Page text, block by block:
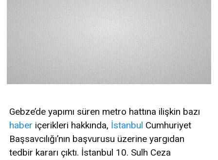
Gebze’de yapımı süren metro hattına ilişkin bazı
haber içerikleri hakkında, İstanbul Cumhuriyet
Başsavcılığı’nın başvurusu üzerine yargıdan
tedbir kararı çıktı. İstanbul 10. Sulh Ceza